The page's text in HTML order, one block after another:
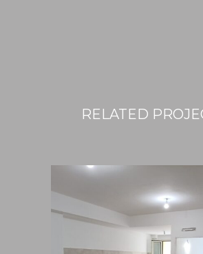
RELATED